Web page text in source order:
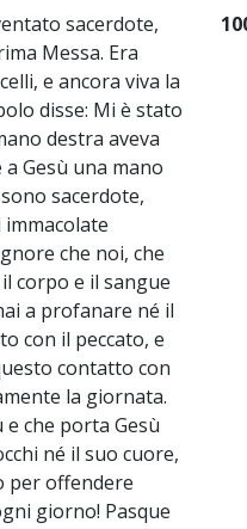
sacerdote,
Messa. Era
e ancora viva la
disse: Mi è stato
destra aveva
Gesù una mano
sacerdote,
che noi, che
corpo e il sangue
a profanare né il
con il peccato, e
contatto con
la giornata.
e che porta Gesù
né il suo cuore,
per offendere
giorno! Pasque